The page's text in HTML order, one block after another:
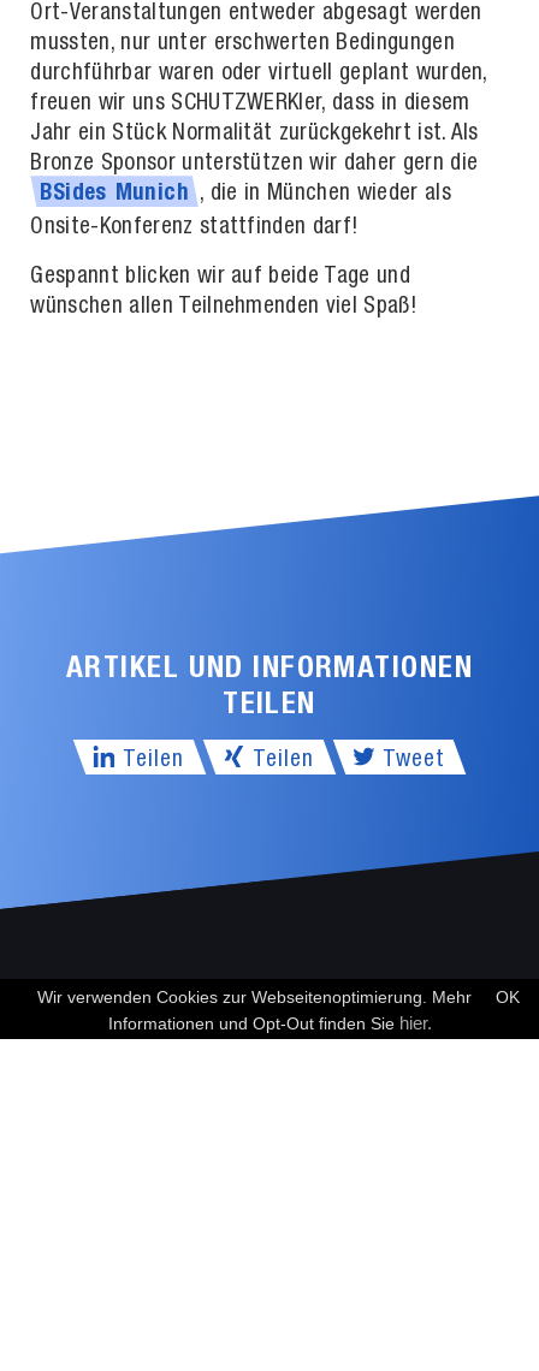
Ort-Veranstaltungen entweder abgesagt werden
mussten, nur unter erschwerten Bedingungen
durchführbar waren oder virtuell geplant wurden,
freuen wir uns SCHUTZWERKler, dass in diesem
Jahr ein Stück Normalität zurückgekehrt ist. Als
Bronze Sponsor unterstützen wir daher gern die
BSides Munich , die in München wieder als
Onsite-Konferenz stattfinden darf!
Gespannt blicken wir auf beide Tage und
wünschen allen Teilnehmenden viel Spaß!
ARTIKEL UND INFORMATIONEN
TEILEN
Teilen Teilen Tweet
SCHUTZWERK GmbH
KOSTENFREIES ERSTGESPRÄCH
OK
Wir verwenden Cookies zur Webseitenoptimierung. Mehr
Informationen und Opt-Out finden Sie hier.